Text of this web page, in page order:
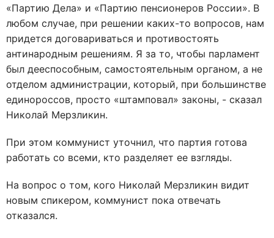
«Партию Дела» и «Партию пенсионеров России». В
любом случае, при решении каких-то вопросов, нам
придется договариваться и противостоять
антинародным решениям. Я за то, чтобы парламент
был дееспособным, самостоятельным органом, а не
отделом администрации, который, при большинстве
единороссов, просто «штамповал» законы, - сказал
Николай Мерзликин.
При этом коммунист уточнил, что партия готова
работать со всеми, кто разделяет ее взгляды.
На вопрос о том, кого Николай Мерзликин видит
новым спикером, коммунист пока отвечать
отказался.